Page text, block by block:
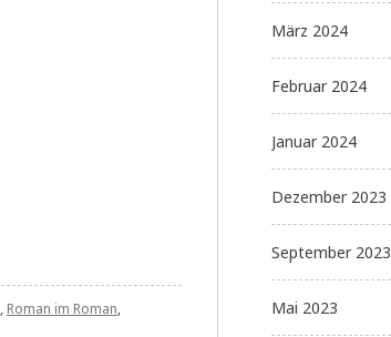
, Roman im Roman,
März 2024
Februar 2024
Januar 2024
Dezember 2023
September 2023
Mai 2023